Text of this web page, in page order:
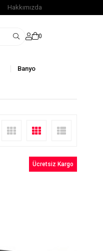
Hakkımızda
0
Banyo
Ücretsiz Kargo